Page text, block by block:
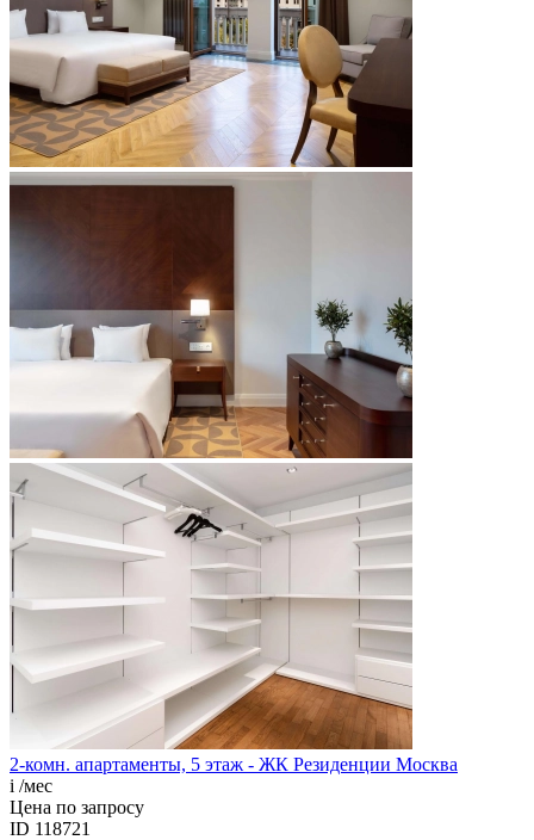
2-комн. апартаменты, 5 этаж - ЖК Резиденции Москва
i /мес
Цена по запросу
ID 118721